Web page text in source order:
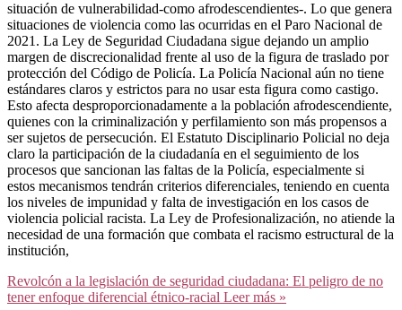
situación de vulnerabilidad-como afrodescendientes-. Lo que genera
situaciones de violencia como las ocurridas en el Paro Nacional de
2021. La Ley de Seguridad Ciudadana sigue dejando un amplio
margen de discrecionalidad frente al uso de la figura de traslado por
protección del Código de Policía. La Policía Nacional aún no tiene
estándares claros y estrictos para no usar esta figura como castigo.
Esto afecta desproporcionadamente a la población afrodescendiente,
quienes con la criminalización y perfilamiento son más propensos a
ser sujetos de persecución. El Estatuto Disciplinario Policial no deja
claro la participación de la ciudadanía en el seguimiento de los
procesos que sancionan las faltas de la Policía, especialmente si
estos mecanismos tendrán criterios diferenciales, teniendo en cuenta
los niveles de impunidad y falta de investigación en los casos de
violencia policial racista. La Ley de Profesionalización, no atiende la
necesidad de una formación que combata el racismo estructural de la
institución,
Revolcón a la legislación de seguridad ciudadana: El peligro de no
tener enfoque diferencial étnico-racial Leer más »